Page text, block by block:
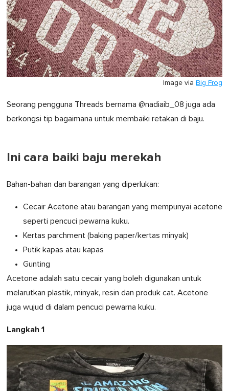
Image via Big Frog
Seorang pengguna Threads bernama @nadiaib_08 juga ada
berkongsi tip bagaimana untuk membaiki retakan di baju.
Ini cara baiki baju merekah
Bahan-bahan dan barangan yang diperlukan:
Cecair Acetone atau barangan yang mempunyai acetone
seperti pencuci pewarna kuku.
Kertas parchment (baking paper/kertas minyak)
Putik kapas atau kapas
Gunting
Acetone adalah satu cecair yang boleh digunakan untuk
melarutkan plastik, minyak, resin dan produk cat. Acetone
juga wujud di dalam pencuci pewarna kuku.
Langkah 1